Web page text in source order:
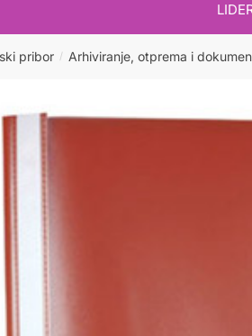
pribor / Arhiviranje, otprema i